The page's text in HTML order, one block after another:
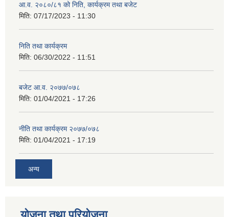
आ.व. २०८०/८१ को निति, कार्यक्रम तथा बजेट
मिति: 07/17/2023 - 11:30
निति तथा कार्यक्रम
मिति: 06/30/2022 - 11:51
बजेट आ.व. २०७७/०७८
मिति: 01/04/2021 - 17:26
नीति तथा कार्यक्रम २०७७/०७८
मिति: 01/04/2021 - 17:19
अन्य